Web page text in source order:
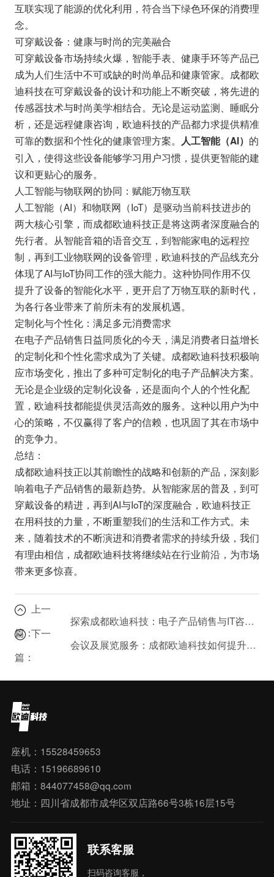
互联实现了能源的优化利用，符合当下绿色环保的消费理
念。
可穿戴设备：健康与时尚的完美融合
可穿戴设备市场持续火爆，智能手表、健康手环等产品已
成为人们生活中不可或缺的时尚单品和健康管家。成都欧
迪科技在可穿戴设备的设计和功能上不断突破，将先进的
传感器技术与时尚美学相结合。无论是运动监测、睡眠分
析，还是远程健康咨询，欧迪科技的产品都力求提供精准
可靠的数据和个性化的健康管理方案。 人工智能（AI） 的
引入，使得这些设备能够学习用户习惯，提供更智能的建
议和更贴心的服务。
人工智能与物联网的协同：赋能万物互联
人工智能（AI）和物联网（IoT）是驱动当前科技进步的
两大核心引擎，而成都欧迪科技正是将这两者深度融合的
先行者。从智能音箱的语音交互，到智能家电的远程控
制，再到工业物联网的设备管理，欧迪科技的产品线充分
体现了AI与IoT协同工作的强大能力。这种协同作用不仅
提升了设备的智能化水平，更开启了万物互联的新时代，
为各行各业带来了前所未有的发展机遇。
定制化与个性化：满足多元消费需求
在电子产品销售日益同质化的今天，满足消费者日益增长
的定制化和个性化需求成为了关键。成都欧迪科技积极响
应市场变化，推出了多种可定制化的电子产品解决方案。
无论是企业级的定制化设备，还是面向个人的个性化配
置，欧迪科技都能提供灵活高效的服务。这种以用户为中
心的策略，不仅赢得了客户的信赖，也巩固了其在市场中
的竞争力。
总结：
成都欧迪科技正以其前瞻性的战略和创新的产品，深刻影
响着电子产品销售的最新趋势。从智能家居的普及，到可
穿戴设备的精进，再到AI与IoT的深度融合，欧迪科技正
在用科技的力量，不断重塑我们的生活和工作方式。未
来，随着技术的不断演进和消费者需求的持续升级，我们
有理由相信，成都欧迪科技将继续站在行业前沿，为市场
带来更多惊喜。
上一
篇：
探索成都欧迪科技：电子产品销售与IT咨询的深度解析
下一
篇：
会议及展览服务：成都欧迪科技如何提升您的参展体验？
座机：15528459653
电话：15196689610
邮箱：844077458@qq.com
地址：四川省成都市成华区双店路66号3栋16层15号
联系客服
扫码咨询客服，